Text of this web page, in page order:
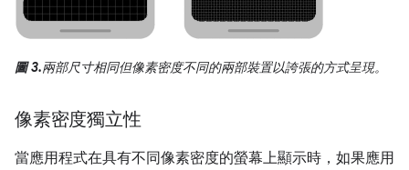
圖 3.兩部尺寸相同但像素密度不同的兩部裝置以誇張的方式呈現。
像素密度獨立性
當應用程式在具有不同像素密度的螢幕上顯示時，如果應用